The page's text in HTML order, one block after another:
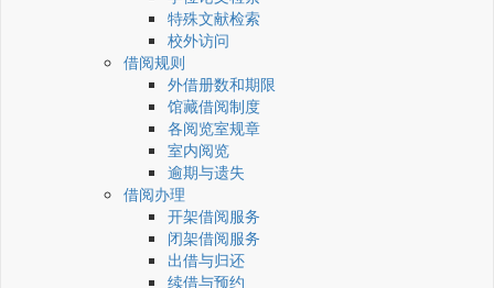
特殊文献检索
校外访问
借阅规则
外借册数和期限
馆藏借阅制度
各阅览室规章
室内阅览
逾期与遗失
借阅办理
开架借阅服务
闭架借阅服务
出借与归还
续借与预约